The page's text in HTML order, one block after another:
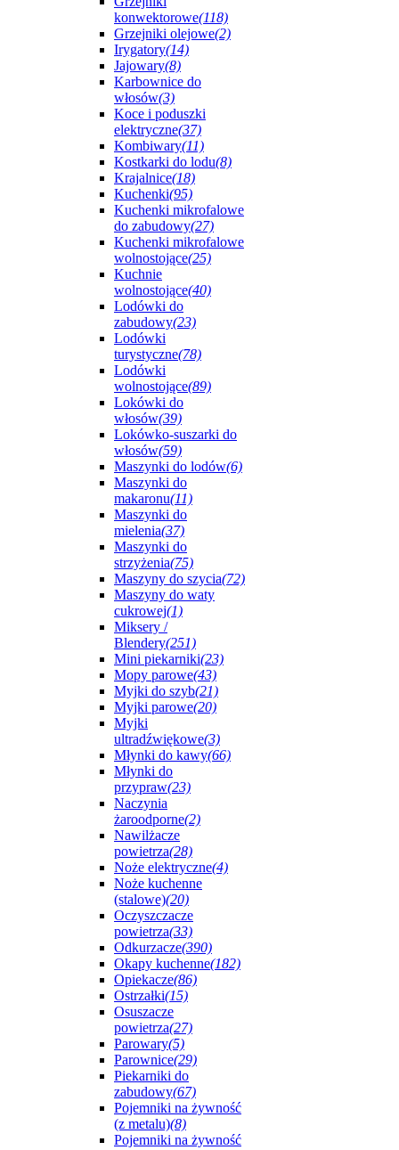
konwektorowe(118)
Grzejniki olejowe(2)
Irygatory(14)
Jajowary(8)
Karbownice do
włosów(3)
Koce i poduszki
elektryczne(37)
Kombiwary(11)
Kostkarki do lodu(8)
Krajalnice(18)
Kuchenki(95)
Kuchenki mikrofalowe
do zabudowy(27)
Kuchenki mikrofalowe
wolnostojące(25)
Kuchnie
wolnostojące(40)
Lodówki do
zabudowy(23)
Lodówki
turystyczne(78)
Lodówki
wolnostojące(89)
Lokówki do
włosów(39)
Lokówko-suszarki do
włosów(59)
Maszynki do lodów(6)
Maszynki do
makaronu(11)
Maszynki do
mielenia(37)
Maszynki do
strzyżenia(75)
Maszyny do szycia(72)
Maszyny do waty
cukrowej(1)
Miksery /
Blendery(251)
Mini piekarniki(23)
Mopy parowe(43)
Myjki do szyb(21)
Myjki parowe(20)
Myjki
ultradźwiękowe(3)
Młynki do kawy(66)
Młynki do
przypraw(23)
Naczynia
żaroodporne(2)
Nawilżacze
powietrza(28)
Noże elektryczne(4)
Noże kuchenne
(stalowe)(20)
Oczyszczacze
powietrza(33)
Odkurzacze(390)
Okapy kuchenne(182)
Opiekacze(86)
Ostrzałki(15)
Osuszacze
powietrza(27)
Parowary(5)
Parownice(29)
Piekarniki do
zabudowy(67)
Pojemniki na żywność
(z metalu)(8)
Pojemniki na żywność